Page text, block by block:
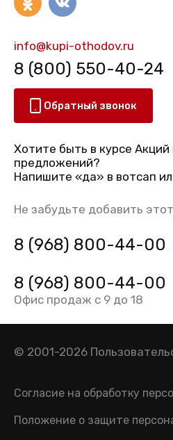
info@kupi-othodov.ru
8 (800) 550-40-24
Обратный звонок
Хотите быть в курсе Акций
предложений?
Напишите «да» в вотсап
Не забудьте добавить
8 (968) 800-44-00
8 (968) 800-44-00
Офис продаж с 9 до 18
© 2001-2026
Согласие на обработку
Положение о защите